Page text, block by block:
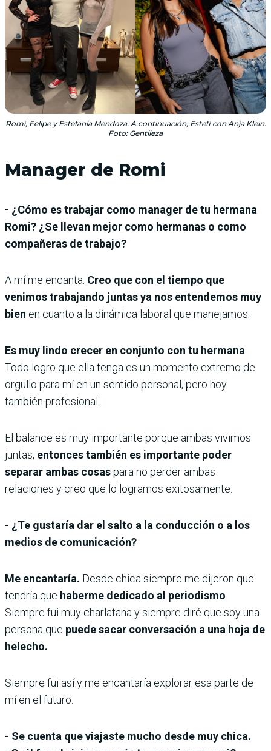
Romi, Felipe y Estefanía Mendoza. A continuación, Estefi con Anja Klein.
Foto: Gentileza
Manager de Romi
- ¿Cómo es trabajar como manager de tu hermana
Romi? ¿Se llevan mejor como hermanas o como
compañeras de trabajo?
A mí me encanta. Creo que con el tiempo que
venimos trabajando juntas ya nos entendemos muy
bien en cuanto a la dinámica laboral que manejamos.
Es muy lindo crecer en conjunto con tu hermana
Todo logro que ella tenga es un momento extremo de
orgullo para mí en un sentido personal, pero hoy
también profesional.
El balance es muy importante porque ambas vivimos
juntas, entonces también es importante poder
separar ambas cosaspara no perder ambas
relaciones y creo que lo logramos exitosamente.
- ¿Te gustaría dar el salto a la conducción o a los
medios de comunicación?
Me encantaría. Desde chica siempre me dijeron que
tendría que haberme dedicado al periodismo
Siempre fui muy charlatana y siempre diré que soy una
persona que puede sacar conversación a una hoja de
helecho.
Siempre fui así y me encantaría explorar esa parte de
mí en el futuro.
- Se cuenta que viajaste mucho desde muy chica.